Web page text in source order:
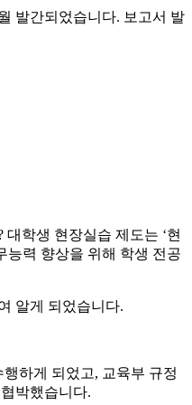
발간되었습니다. 보고서 발
학생 현장실습 제도는 ‘현
능력 향상을 위해 학생 전공
알게 되었습니다.
하게 되었고, 교육부 규정
박했습니다.